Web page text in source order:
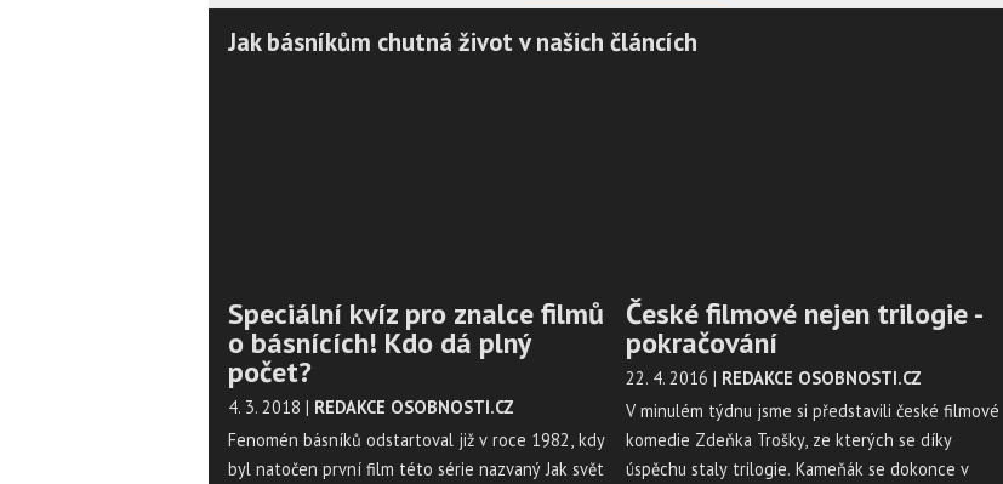
Jak básníkům chutná život v našich článcích
Speciální kvíz pro znalce filmů
o básnících! Kdo dá plný
počet?
4. 3. 2018 | REDAKCE OSOBNOSTI.CZ
Fenomén básníků odstartoval již v roce 1982, kdy
byl natočen první film této série nazvaný Jak svět
České filmové nejen trilogie -
pokračování
22. 4. 2016 | REDAKCE OSOBNOSTI.CZ
V minulém týdnu jsme si představili české filmové
komedie Zdeňka Trošky, ze kterých se díky
úspěchu staly trilogie. Kameňák se dokonce v